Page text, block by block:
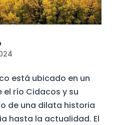
está ubicado en un
el río Cidacos y su
de una dilata historia
hasta la actualidad. El